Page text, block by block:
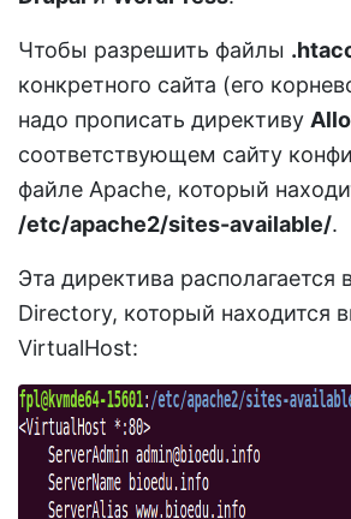
Чтобы разрешить файлы
конкретного сайта (его
надо прописать директиву
соответствующем сайту
файле Apache, который
/etc/apache2/sites-available/.
Эта директива располагается
Directory, который находится
VirtualHost: